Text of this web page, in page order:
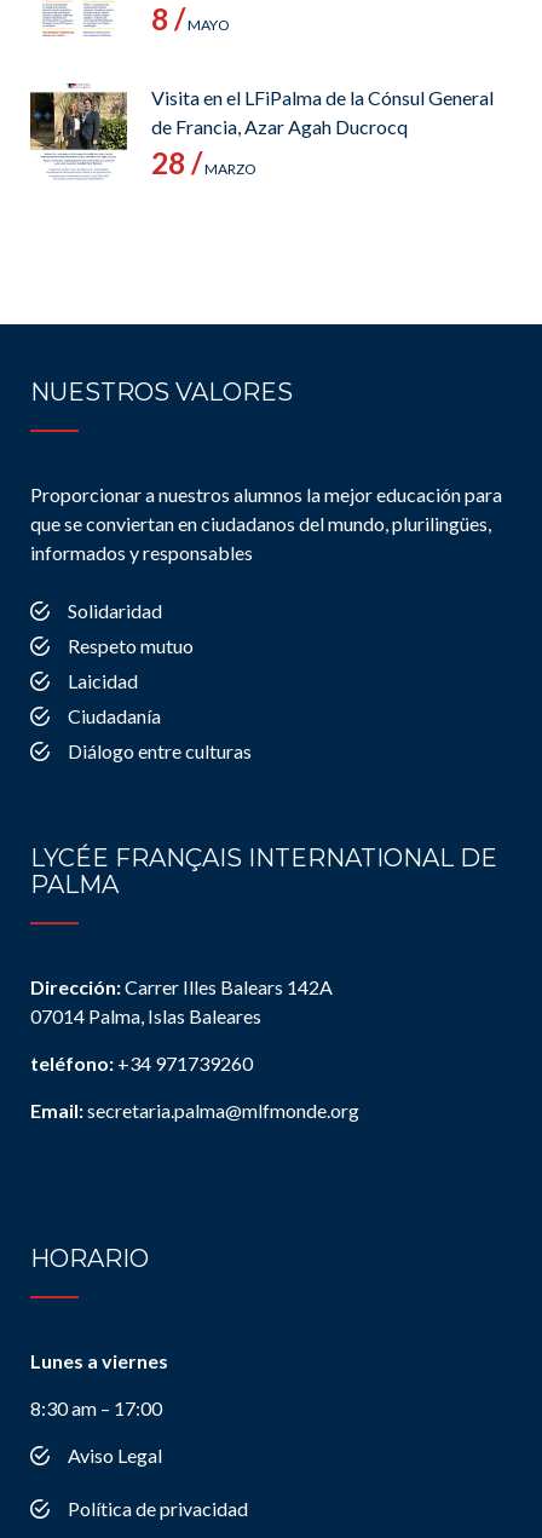
8 /MAYO
Visita en el LFiPalma de la Cónsul General
de Francia, Azar Agah Ducrocq
28 /MARZO
NUESTROS VALORES
Proporcionar a nuestros alumnos la mejor educación para
que se conviertan en ciudadanos del mundo, plurilingües,
informados y responsables
Solidaridad
Respeto mutuo
Laicidad
Ciudadanía
Diálogo entre culturas
LYCÉE FRANÇAIS INTERNATIONAL DE
PALMA
Dirección:Carrer Illes Balears 142A
07014 Palma, Islas Baleares
teléfono: +34 971739260
Email:secretaria.palma@mlfmonde.org
HORARIO
Lunes a viernes
8:30 am – 17:00
Aviso Legal
Política de privacidad